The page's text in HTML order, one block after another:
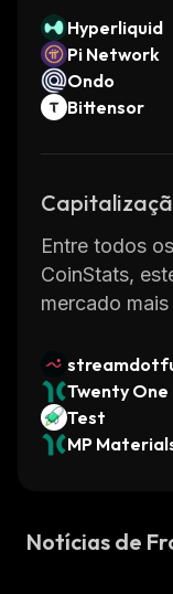
Hyperliquid
Pi Network
Ondo
Bittensor
Entre todos
CoinStats,
mercado
Twenty
l (Dinari
Stock)
Test
MP
Notícias de